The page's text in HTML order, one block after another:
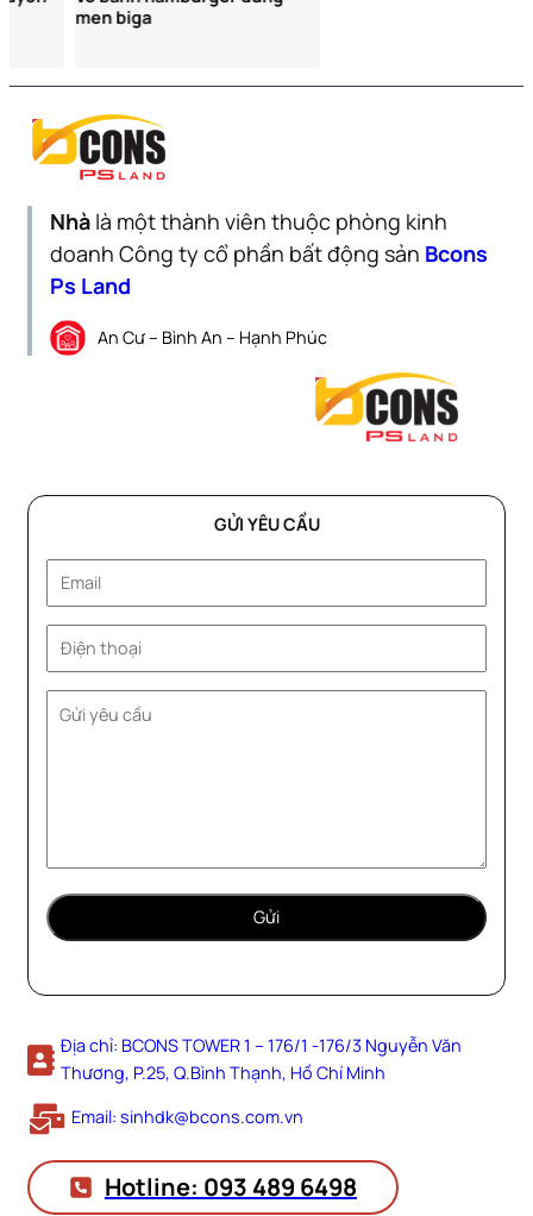
men biga
Nhà là một thành viên thuộc phòng kinh
doanh Công ty cổ phần bất động sản Bcons
Ps Land
An Cư – Bình An – Hạnh Phúc
GỬI YÊU CẦU
Địa chỉ: BCONS TOWER 1 – 176/1 -176/3 Nguyễn Văn
Thương, P.25, Q.Bình Thạnh, Hồ Chí Minh
Email: sinhdk@bcons.com.vn
Hotline: 093 489 6498